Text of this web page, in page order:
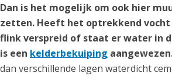
Dan is het mogelijk om ook hier
zetten. Heeft het optrekkend vocht
flink verspreid of staat er water in
is een kelderbekuiping
dan verschillende lagen waterdicht